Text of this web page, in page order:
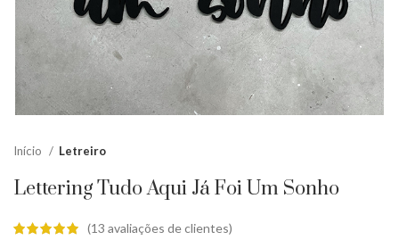
Início Letreiro
Lettering Tudo Aqui Já Foi Um Sonho
(13 avaliações de clientes)